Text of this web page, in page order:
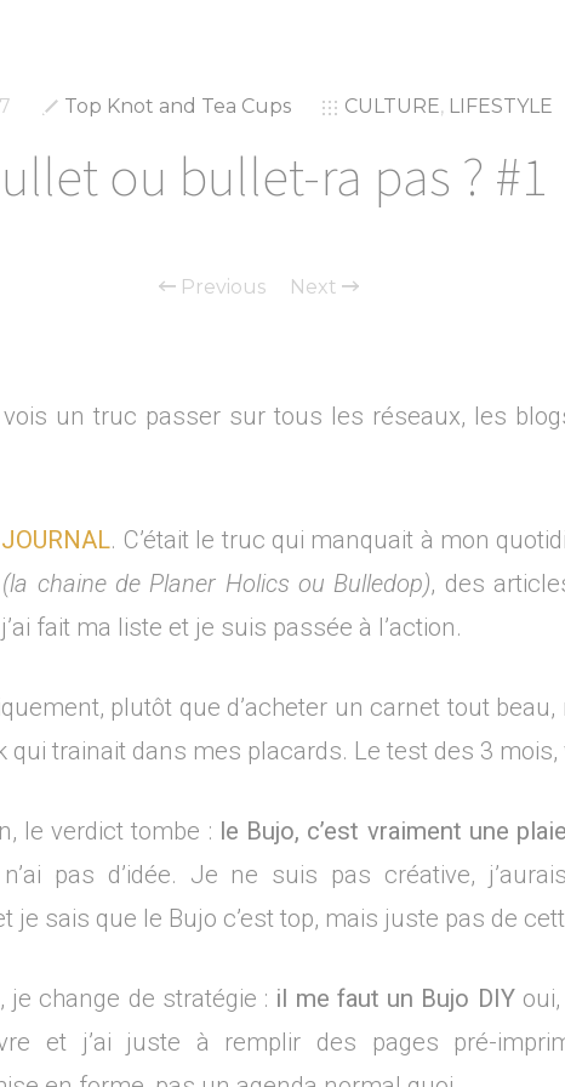
Top Knot and Tea Cups CULTURE, LIFESTYLE
ou bullet-ra pas ? #1
Previous Next
un truc passer sur tous les réseaux, les
. C’était le truc qui manquait à mon
(la chaine de Planer Holics ou Bulledop), des
j’ai fait ma liste et je suis passée à l’action.
plutôt que d’acheter un carnet tout
qui trainait dans mes placards. Le test des 3 mois,
le verdict tombe : le Bujo, c’est vraiment une plaie
pas d’idée. Je ne suis pas créative,
je sais que le Bujo c’est top, mais juste pas de
change de stratégie : il me faut un Bujo DIYoui,
et j’ai juste à remplir des pages pré-